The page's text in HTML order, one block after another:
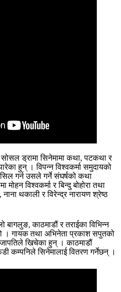
ड्रामा सिनेमामा कथा, पटकथा र
हुन् । विपन्न विश्वकर्मा समुदायको
गर्न उसले गर्ने संघर्षको कथा
मोहन विश्वकर्मा र बिन्दु बोहोरा तथा
नाना थकाली र विरेन्द्र नारायण श्रेष्ठ
काठमाडौं र तराईका विभिन्न
। गायक तथा अभिनेता प्रकाश सपुतको
खिचेका हुन् । काठमाडौं
कम्पनिले सिनेमालाई वितरण गर्नेछन् ।